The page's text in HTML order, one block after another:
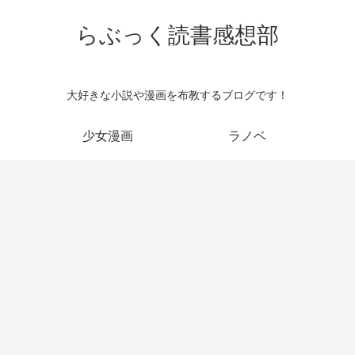
らぶっく読書感想部
大好きな小説や漫画を布教するブログです！
少女漫画 ラノベ